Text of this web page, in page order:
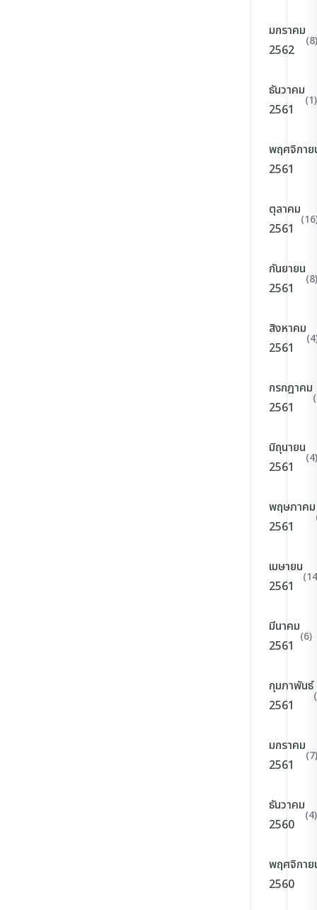
มกราคม
2562
(8)
ธันวาคม
2561
(1)
พฤศจิกาย
2561
ตุลาคม
2561
กันยายน
2561
(8)
สิงหาคม
2561
กรกฎาคม
2561
มิถุนายน
2561
(4)
พฤษภาคม
2561
เมษายน
2561
มีนาคม
2561
(6)
กุมภาพันธ์
2561
มกราคม
2561
(7)
ธันวาคม
2560
(4)
พฤศจิกาย
2560